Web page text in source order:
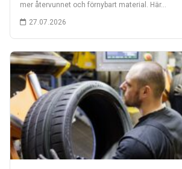
mer återvunnet och förnybart material. Här…
27.07.2026